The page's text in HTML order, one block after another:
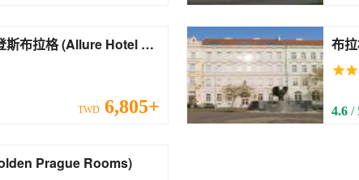
Hotel &
TWD 6,805+ 4.6/
拉格客房酒店 (Golden Prague Rooms)